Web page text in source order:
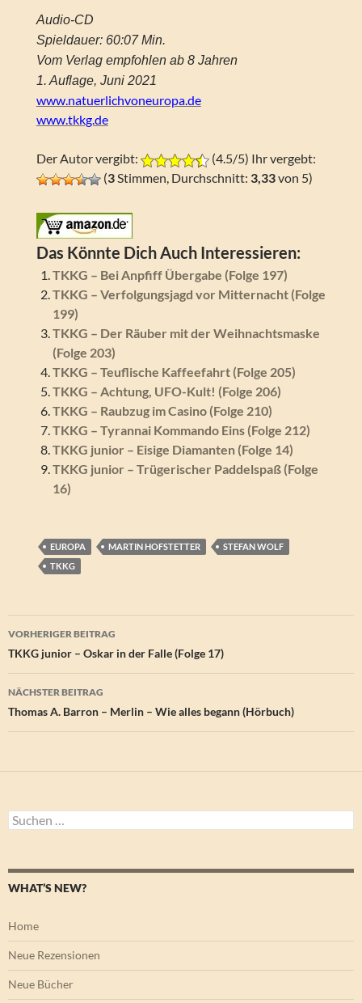
Audio-CD
Spieldauer: 60:07 Min.
Vom Verlag empfohlen ab 8 Jahren
1. Auflage, Juni 2021
www.natuerlichvoneuropa.de
www.tkkg.de
Der Autor vergibt:
(4.5/5) Ihr vergebt:
(3Stimmen, Durchschnitt: 3,33von 5)
Das Könnte Dich Auch Interessieren:
TKKG – Bei Anpfiff Übergabe (Folge 197)
TKKG – Verfolgungsjagd vor Mitternacht (Folge
199)
TKKG – Der Räuber mit der Weihnachtsmaske
(Folge 203)
TKKG – Teuflische Kaffeefahrt (Folge 205)
TKKG – Achtung, UFO-Kult! (Folge 206)
TKKG – Raubzug im Casino (Folge 210)
TKKG – Tyrannai Kommando Eins (Folge 212)
TKKG junior – Eisige Diamanten (Folge 14)
TKKG junior – Trügerischer Paddelspaß (Folge
16)
EUROPA MARTIN HOFSTETTER
STEFAN WOLF
TKKG
Beitragsnavigation
VORHERIGER BEITRAG
TKKG junior – Oskar in der Falle (Folge 17)
NÄCHSTER BEITRAG
Thomas A. Barron – Merlin – Wie alles begann (Hörbuch)
Suchen
nach:
WHAT’S NEW?
Home
Neue Rezensionen
Neue Bücher